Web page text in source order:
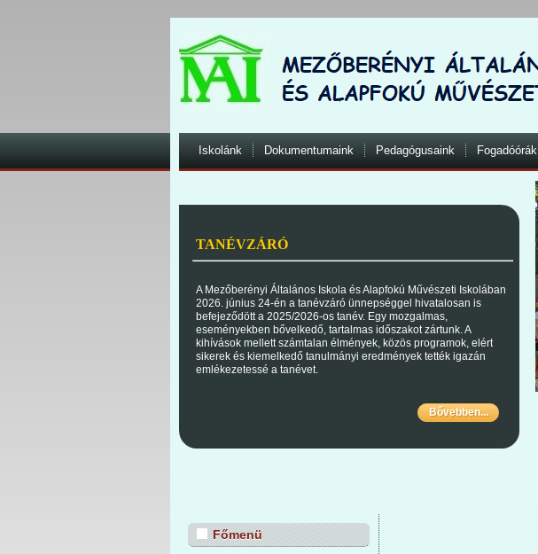
TANÉVZÁRÓ
A Mezőberényi Általános Iskola és Alapfokú Művészeti Iskolában
2026. június 24-én a tanévzáró ünnepséggel hivatalosan is
befejeződött a 2025/2026-os tanév. Egy mozgalmas,
eseményekben bővelkedő, tartalmas időszakot zártunk. A
kihívások mellett számtalan élmények, közös programok, elért
sikerek és kiemelkedő tanulmányi eredmények tették igazán
emlékezetessé a tanévet.
Bővebben...
Iskolánk Dokumentumaink Pedagógusaink Fogadóórák
Főmenü